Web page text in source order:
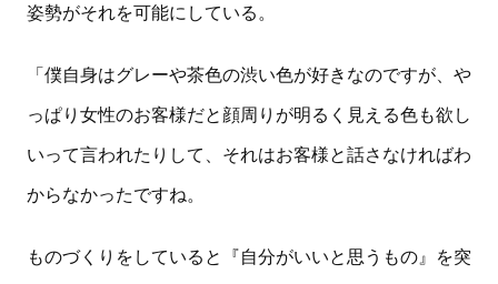
姿勢がそれを可能にしている。
「僕自身はグレーや茶色の渋い色が好きなのですが、や
っぱり女性のお客様だと顔周りが明るく見える色も欲し
いって言われたりして、それはお客様と話さなければわ
からなかったですね。
ものづくりをしていると『自分がいいと思うもの』を突